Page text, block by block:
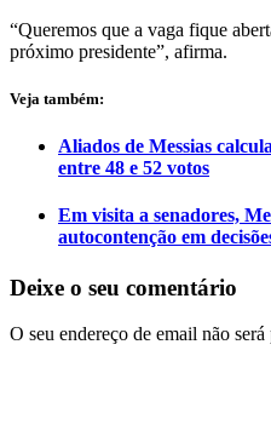
“Queremos que a vaga fique
próximo presidente”, afirma.
Veja também:
Aliados de Messias
entre 48 e 52 votos
Em visita a senadores,
autocontenção em
Deixe o seu comentário
O seu endereço de email não